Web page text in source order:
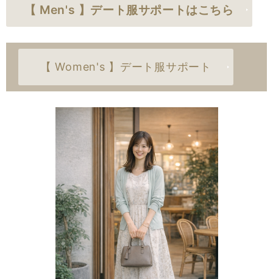
【 Men's 】デート服サポートはこちら
【 Women's 】デート服サポート